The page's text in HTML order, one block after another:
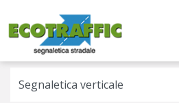
Cerca nel catalogo prodotti